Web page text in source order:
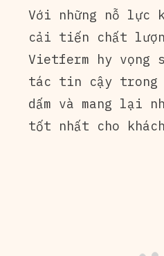
Với những nỗ lực
cải tiến chất
Vietferm hy vọng
tác tin cậy trong
dấm và mang lại
tốt nhất cho